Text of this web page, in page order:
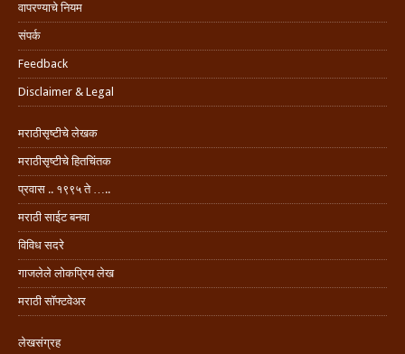
वापरण्याचे नियम
संपर्क
Feedback
Disclaimer & Legal
मराठीसृष्टीचे लेखक
मराठीसृष्टीचे हितचिंतक
प्रवास .. १९९५ ते …..
मराठी साईट बनवा
विविध सदरे
गाजलेले लोकप्रिय लेख
मराठी सॉफ्टवेअर
लेखसंग्रह